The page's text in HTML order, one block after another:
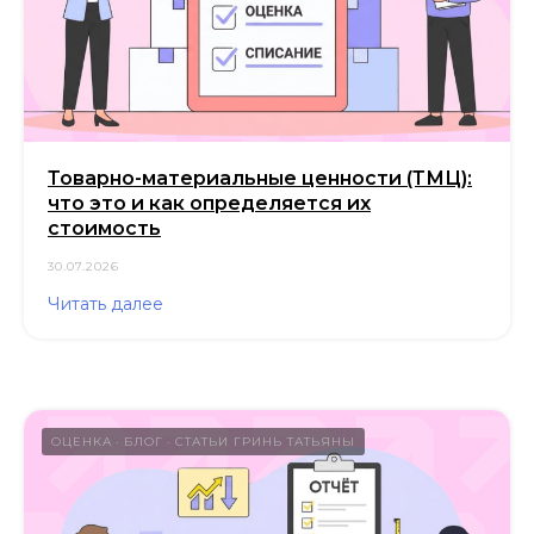
Товарно-материальные ценности (ТМЦ):
что это и как определяется их
стоимость
30.07.2026
Читать далее
ОЦЕНКА БЛОГ СТАТЬИ ГРИНЬ ТАТЬЯНЫ